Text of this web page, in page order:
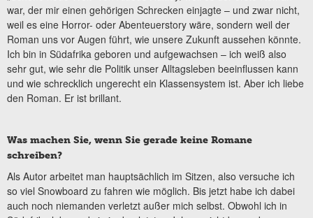
war, der mir einen gehörigen Schrecken einjagte – und zwar nicht,
weil es eine Horror- oder Abenteuerstory wäre, sondern weil der
Roman uns vor Augen führt, wie unsere Zukunft aussehen könnte.
Ich bin in Südafrika geboren und aufgewachsen – ich weiß also
sehr gut, wie sehr die Politik unser Alltagsleben beeinflussen kann
und wie schrecklich ungerecht ein Klassensystem ist. Aber ich liebe
den Roman. Er ist brillant.
Was machen Sie, wenn Sie gerade keine Romane
schreiben?
Als Autor arbeitet man hauptsächlich im Sitzen, also versuche ich
so viel Snowboard zu fahren wie möglich. Bis jetzt habe ich dabei
auch noch niemanden verletzt außer mich selbst. Obwohl ich in